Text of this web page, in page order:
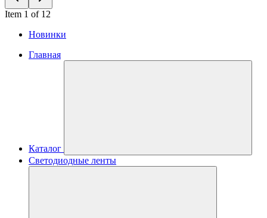
Item 1 of 12
Новинки
Главная
Каталог
Светодиодные ленты